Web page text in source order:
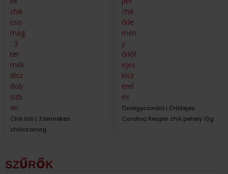
Chili trió | 3 termékes
chilicsomag
Özvegycsináló | Őrlőfejes
Carolina Reaper chili pehely 10g
SZŰRŐK